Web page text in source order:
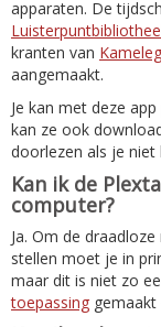
apparaten. De
kranten van
aangemaakt.
Je kan met deze
kan ze ook
doorlezen als je
Kan ik de
computer?
Ja. Om de
stellen moet je in
maar dit is niet zo
toepassing